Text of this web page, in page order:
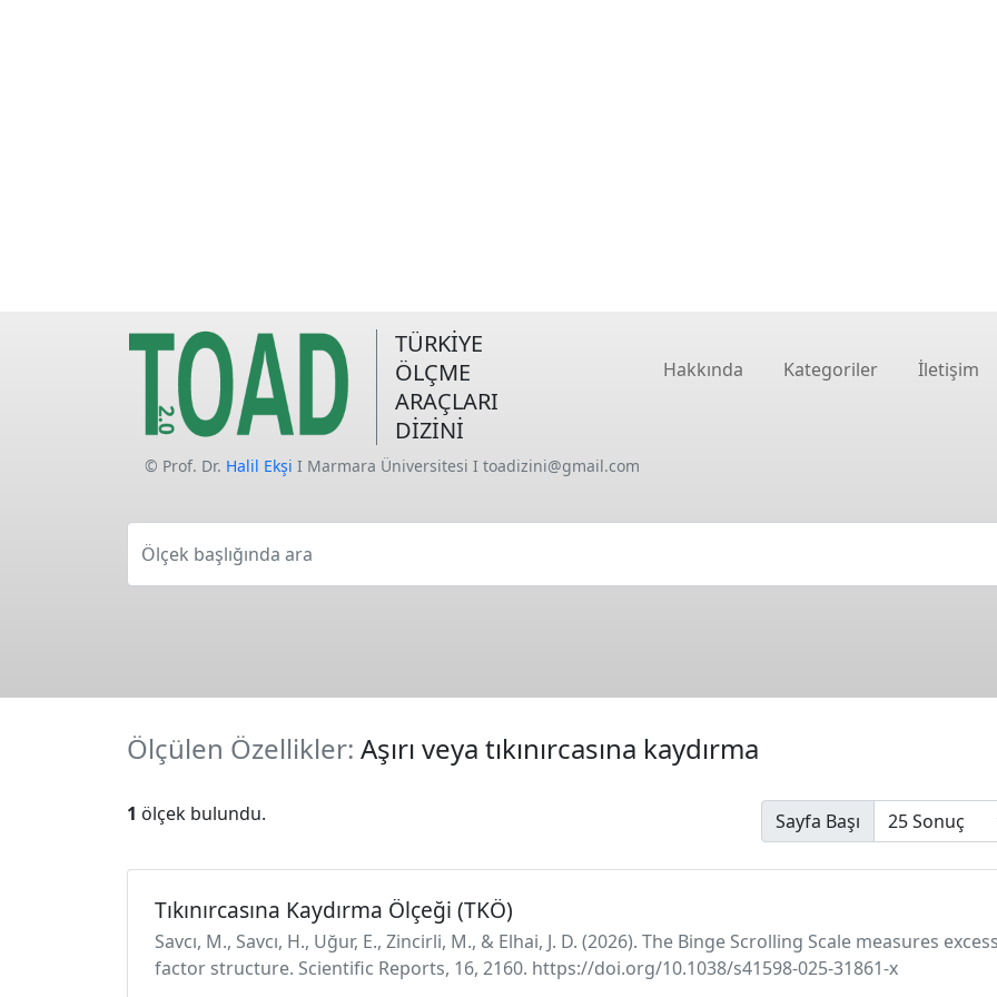
TÜRKİYE
ÖLÇME
ARAÇLARI
DİZİNİ
Hakkında Kategoriler İletişim
© Prof. Dr. Halil Ekşi I Marmara Üniversitesi I toadizini@gmail.com
Ölçek başlığında ara
Ölçülen Özellikler: Aşırı veya tıkınırcasına kaydırma
1 ölçek bulundu. Sayfa Başı
Tıkınırcasına Kaydırma Ölçeği (TKÖ)
Savcı, M., Savcı, H., Uğur, E., Zincirli, M., & Elhai, J. D. (2026). The Binge Scrolling Scale measures
factor structure. Scientific Reports, 16, 2160. https://doi.org/10.1038/s41598-025-31861-x